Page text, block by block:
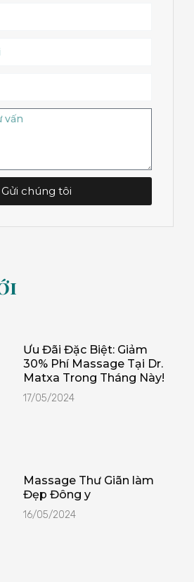
Gửi chúng tôi
Ưu Đãi Đặc Biệt: Giảm
30% Phí Massage Tại Dr.
Matxa Trong Tháng Này!
17/05/2024
Massage Thư Giãn làm
Đẹp Đông y
16/05/2024